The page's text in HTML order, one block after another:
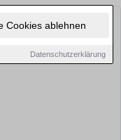
Cookies ablehnen
Datenschutzerklärung